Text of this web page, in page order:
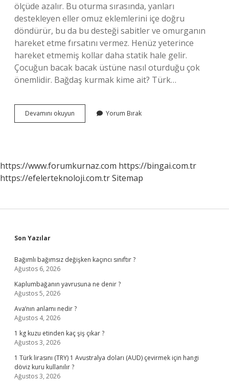
ölçüde azalır. Bu oturma sırasında, yanları
destekleyen eller omuz eklemlerini içe doğru
döndürür, bu da bu desteği sabitler ve omurganın
hareket etme fırsatını vermez. Henüz yeterince
hareket etmemiş kollar daha statik hale gelir.
Çocuğun bacak bacak üstüne nasıl oturduğu çok
önemlidir. Bağdaş kurmak kime ait? Türk…
Devamını okuyun
Neden
Yorum Bırak
https://www.forumkurnaz.com https://bingai.com.tr
https://efelerteknoloji.com.trSitemap
Sidebar
Son Yazılar
Bağımlı bağımsız değişken kaçıncı sınıftır ?
Ağustos 6, 2026
Kaplumbağanın yavrusuna ne denir ?
Ağustos 5, 2026
Ava’nın anlamı nedir ?
Ağustos 4, 2026
1 kg kuzu etinden kaç şiş çıkar ?
Ağustos 3, 2026
1 Türk lirasını (TRY) 1 Avustralya doları (AUD) çevirmek için hangi
döviz kuru kullanılır ?
Ağustos 3, 2026